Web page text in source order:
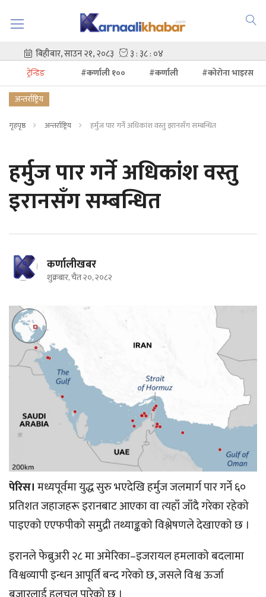
ट्रेन्डिङ #कर्णाली १०० #कर्णाली
#कोरोना भाइरस
अन्तर्राष्ट्रिय
गृहपृष्ठ अन्तर्राष्ट्रिय हर्मुज पार गर्ने अधिकांश वस्तु इरानसँग सम्बन्धित
हर्मुज पार गर्ने अधिकांश वस्तु
इरानसँग सम्बन्धित
कर्णालीखबर
शुक्रबार, चैत २०, २०८२
पेरिस।मध्यपूर्वमा युद्ध सुरु भएदेखि हर्मुज जलमार्ग पार गर्ने ६०
प्रतिशत जहाजहरू इरानबाट आएका वा त्यहाँ जाँदै गरेका रहेको
पाइएको एएफपीको समुद्री तथ्याङ्कको विश्लेषणले देखाएको छ ।
इरानले फेब्रुअरी २८ मा अमेरिका–इजरायल हमलाको बदलामा
विश्वव्यापी इन्धन आपूर्ति बन्द गरेको छ, जसले विश्व ऊर्जा